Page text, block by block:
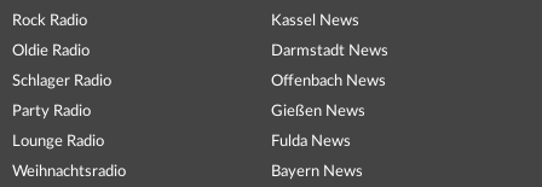
Rock Radio
Oldie Radio
Schlager Radio
Party Radio
Lounge Radio
Weihnachtsradio
Kassel News
Darmstadt News
Offenbach News
Gießen News
Fulda News
Bayern News